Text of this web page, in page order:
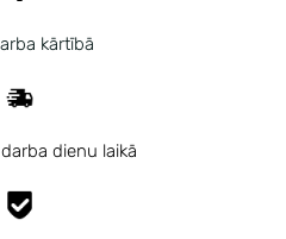
kārtībā
dienu laikā